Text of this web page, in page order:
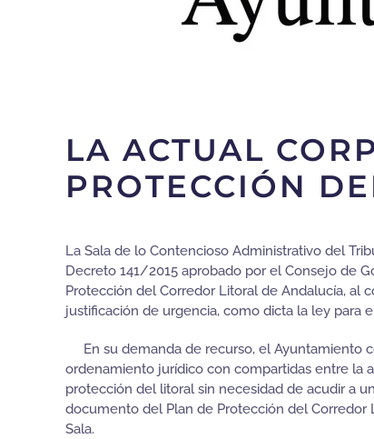
LA ACTUAL
PROTECCIÓN
La Sala de lo Contencioso Administrativo del
Decreto 141/2015 aprobado por el Consejo de
Protección del Corredor Litoral de Andalucía, al
justificación de urgencia, como dicta la ley para
En su demanda de recurso, el Ayuntamiento
ordenamiento jurídico con compartidas entre la
protección del litoral sin necesidad de acudir a
documento del Plan de Protección del
Sala.